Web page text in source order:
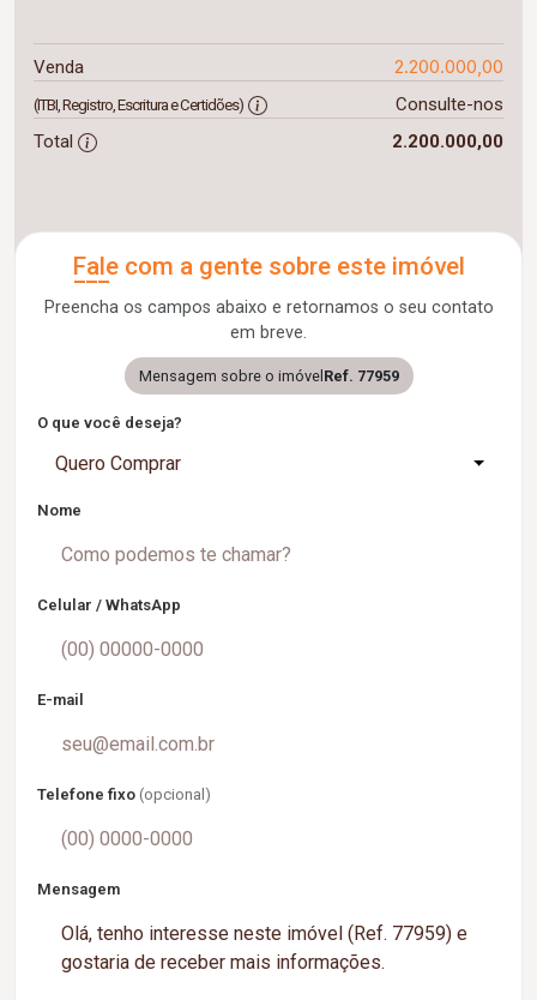
Venda 2.200.000,00
(ITBI, Registro, Escritura e Certidões)
Consulte-nos
Total
2.200.000,00
Fale com a gente sobre este imóvel
Preencha os campos abaixo e retornamos o seu contato
em breve.
Mensagem sobre o imóvel Ref. 77959
O que você deseja?
Quero Comprar
Nome
Celular / WhatsApp
E-mail
Telefone fixo (opcional)
Mensagem